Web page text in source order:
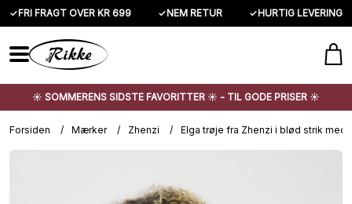
✓FRI FRAGT OVER KR 699 ✓NEM RETUR ✓HURTIG LEVERING
☀️ SOMMERENS SIDSTE FAVORITTER ☀️ - TIL GODE PRISER ☀️
Forsiden / Mærker / Zhenzi / Elga trøje fra Zhenzi i blød strik med